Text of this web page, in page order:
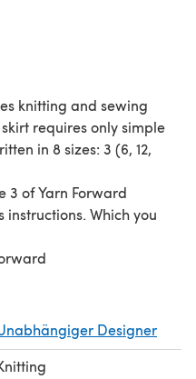
knitting and sewing
requires only simple
in 8 sizes: 3 (6, 12,
3 of Yarn Forward
Which you
Designer